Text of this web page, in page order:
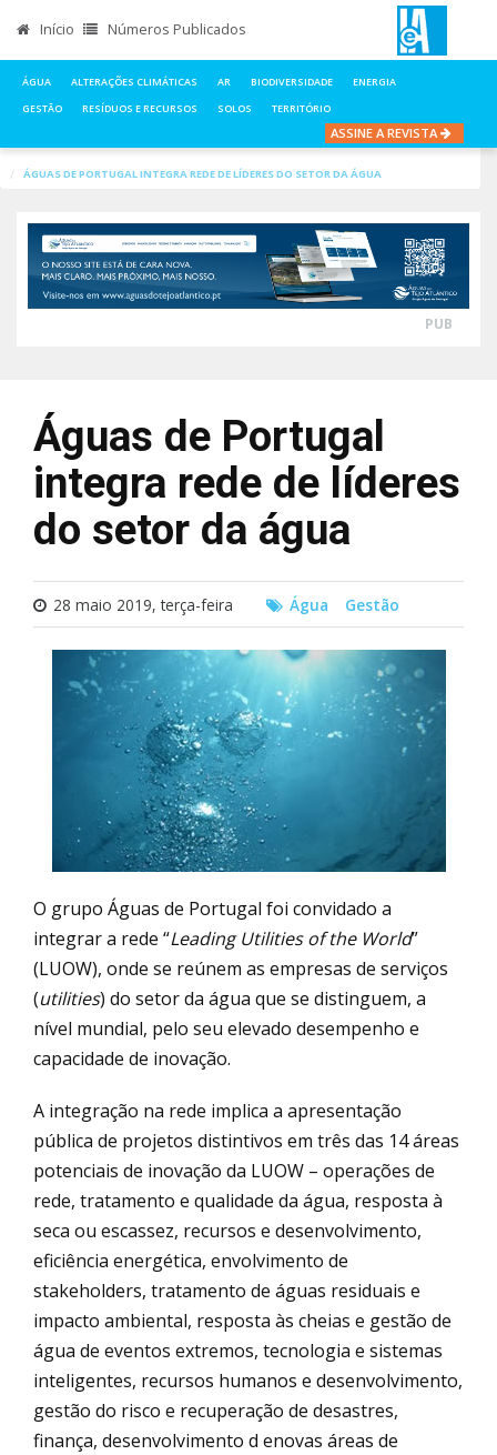
Início Números Publicados
ÁGUA ALTERAÇÕES CLIMÁTICAS AR BIODIVERSIDADE
ENERGIA
GESTÃO
RESÍDUOS E RECURSOS SOLOS TERRITÓRIO
ASSINE A REVISTA
ÁGUAS DE PORTUGAL INTEGRA REDE DE LÍDERES DO SETOR DA ÁGUA
PUB
Águas de Portugal
integra rede de líderes
do setor da água
28 maio 2019, terça-feira Água Gestão
O grupo Águas de Portugal foi convidado a
integrar a rede “Leading Utilities of the World”
(LUOW), onde se reúnem as empresas de serviços
(utilities) do setor da água que se distinguem, a
nível mundial, pelo seu elevado desempenho e
capacidade de inovação.
A integração na rede implica a apresentação
pública de projetos distintivos em três das 14 áreas
potenciais de inovação da LUOW – operações de
rede, tratamento e qualidade da água, resposta à
seca ou escassez, recursos e desenvolvimento,
eficiência energética, envolvimento de
stakeholders, tratamento de águas residuais e
impacto ambiental, resposta às cheias e gestão de
água de eventos extremos, tecnologia e sistemas
inteligentes, recursos humanos e desenvolvimento,
gestão do risco e recuperação de desastres,
finança, desenvolvimento d enovas áreas de